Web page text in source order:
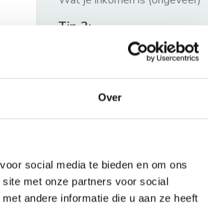
Over
social media te bieden en om ons
met onze partners voor social
andere informatie die u aan ze heeft
Tip 2:
Wees beleefd, niet te
verhaal kort
Wacht niet met reageren.
Waarschuwing